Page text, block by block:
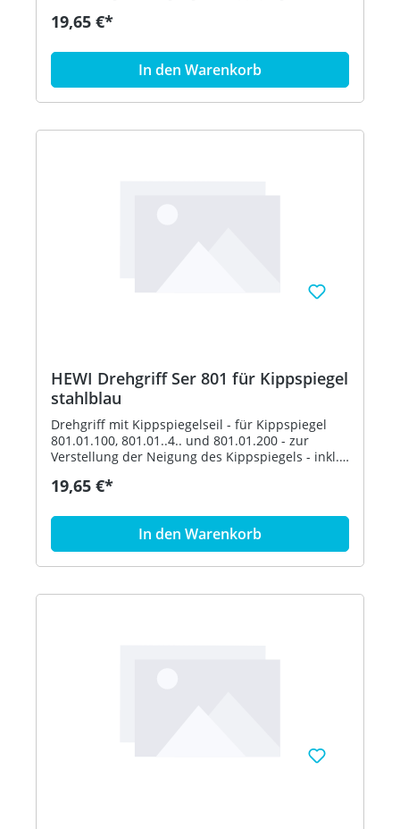
Polyamid nach HEWI Farbtabelle - in HEWI Farbe
19,65 €*
In den Warenkorb
HEWI Drehgriff Ser 801 für Kippspiegel
stahlblau
Drehgriff mit Kippspiegelseil - für Kippspiegel
801.01.100, 801.01..4.. und 801.01.200 - zur
Verstellung der Neigung des Kippspiegels - inkl.
Polyamid nach HEWI Farbtabelle - in HEWI Farbe
19,65 €*
In den Warenkorb